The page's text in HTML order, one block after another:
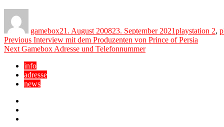
gamebox21. August 200823. September 2021playstation 2,
Beitragsnavigation
Previous Previous
post:
Interview mit dem Produzenten von Prince of Persia
Next Next
Gamebox Adresse und Telefonnummer
info
adresse
news